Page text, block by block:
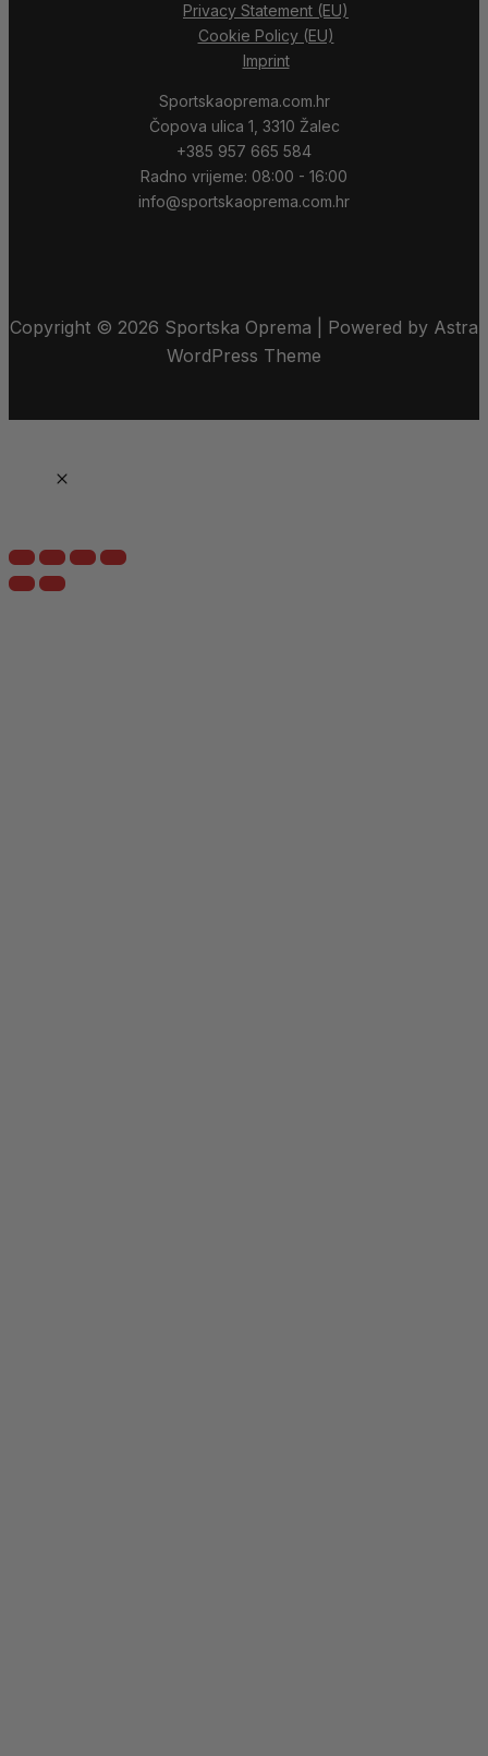
Privacy Statement (EU)
Cookie Policy (EU)
Imprint
Sportskaoprema.com.hr
Čopova ulica 1, 3310 Žalec
+385 957 665 584
Radno vrijeme: 08:00 - 16:00
info@sportskaoprema.com.hr
Copyright © 2026 Sportska Oprema | Powered by Astra
WordPress Theme